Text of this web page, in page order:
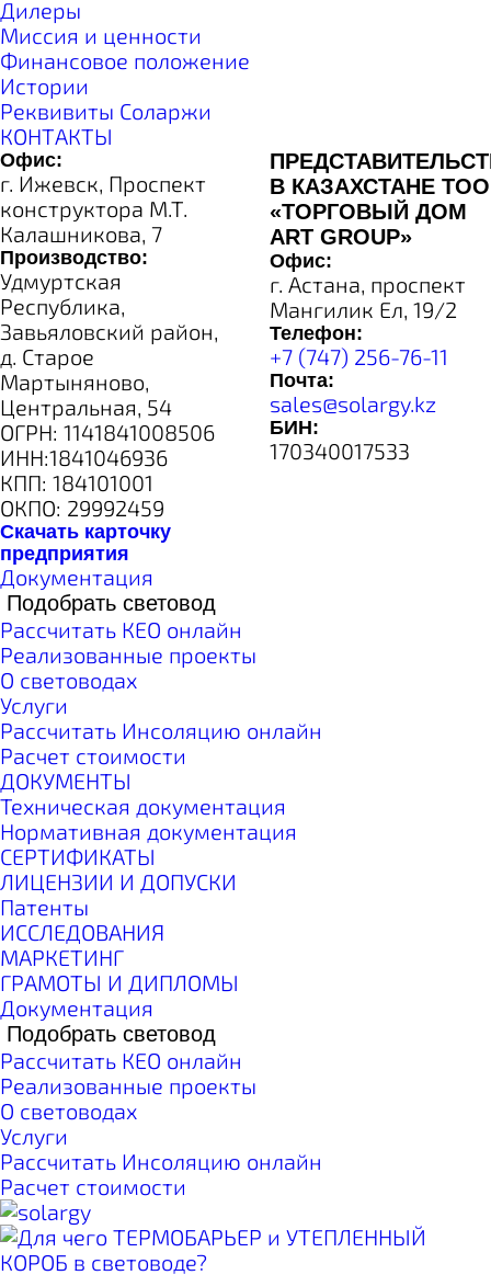
Дилеры
Миссия и ценности
Финансовое положение
Истории
Реквивиты Соларжи
КОНТАКТЫ
Офис:
г. Ижевск, Проспект
конструктора М.Т.
Калашникова, 7
Производство:
Удмуртская
Республика,
Завьяловский район,
д. Старое
Мартыняново,
Центральная, 54
ОГРН: 1141841008506
ИНН:1841046936
КПП: 184101001
ОКПО: 29992459
Скачать карточку
предприятия
В КАЗАХСТАНЕ ТОО
«ТОРГОВЫЙ ДОМ
ART GROUP»
Офис:
г. Астана, проспект
Мангилик Ел, 19/2
Телефон:
+7 (747) 256-76-11
Почта:
sales@solargy.kz
БИН:
170340017533
Документация
Подобрать световод
Рассчитать КЕО онлайн
Реализованные проекты
О световодах
Услуги
Рассчитать Инсоляцию онлайн
Расчет стоимости
ДОКУМЕНТЫ
Техническая документация
Нормативная документация
СЕРТИФИКАТЫ
ЛИЦЕНЗИИ И ДОПУСКИ
Патенты
ИССЛЕДОВАНИЯ
МАРКЕТИНГ
ГРАМОТЫ И ДИПЛОМЫ
Документация
Подобрать световод
Рассчитать КЕО онлайн
Реализованные проекты
О световодах
Услуги
Рассчитать Инсоляцию онлайн
Расчет стоимости